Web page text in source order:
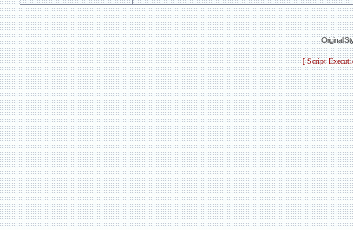
Original
[ Script